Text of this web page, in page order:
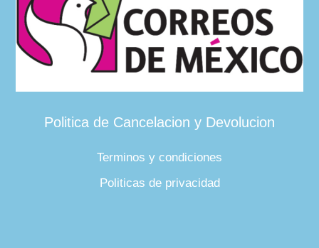
Politica de Cancelacion y Devolucion
Terminos y condiciones
Politicas de privacidad